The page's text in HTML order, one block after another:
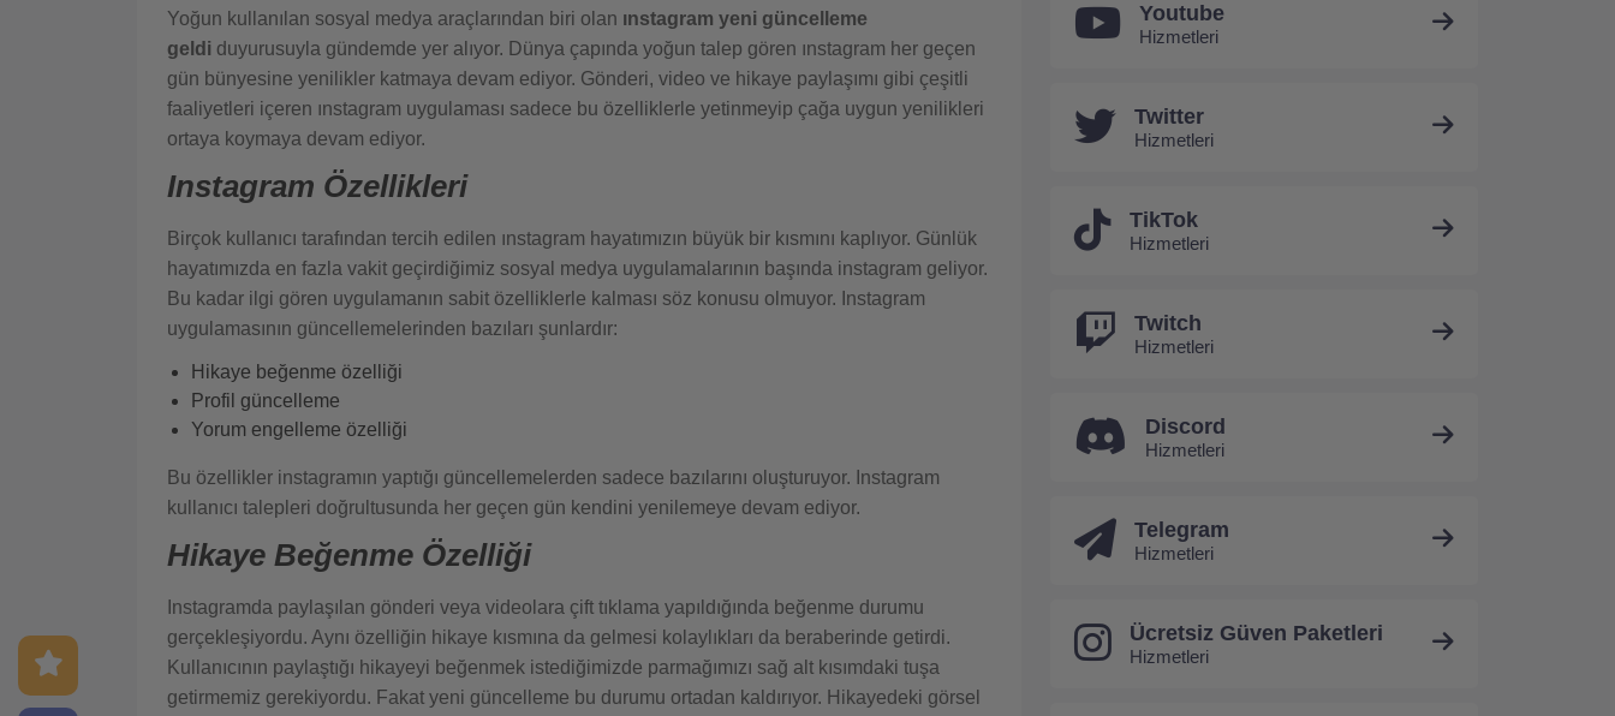
Yoğun kullanılan sosyal medya araçlarından biri olan ınstagram yeni güncelleme
geldi duyurusuyla gündemde yer alıyor. Dünya çapında yoğun talep gören ınstagram her geçen
gün bünyesine yenilikler katmaya devam ediyor. Gönderi, video ve hikaye paylaşımı gibi çeşitli
faaliyetleri içeren ınstagram uygulaması sadece bu özelliklerle yetinmeyip çağa uygun yenilikleri
ortaya koymaya devam ediyor.
Instagram Özellikleri
Birçok kullanıcı tarafından tercih edilen ınstagram hayatımızın büyük bir kısmını kaplıyor. Günlük
hayatımızda en fazla vakit geçirdiğimiz sosyal medya uygulamalarının başında instagram geliyor.
Bu kadar ilgi gören uygulamanın sabit özelliklerle kalması söz konusu olmuyor. Instagram
uygulamasının güncellemelerinden bazıları şunlardır:
Hikaye beğenme özelliği
Profil güncelleme
Yorum engelleme özelliği
Bu özellikler instagramın yaptığı güncellemelerden sadece bazılarını oluşturuyor. Instagram
kullanıcı talepleri doğrultusunda her geçen gün kendini yenilemeye devam ediyor.
Hikaye Beğenme Özelliği
Instagramda paylaşılan gönderi veya videolara çift tıklama yapıldığında beğenme durumu
gerçekleşiyordu. Aynı özelliğin hikaye kısmına da gelmesi kolaylıkları da beraberinde getirdi.
Kullanıcının paylaştığı hikayeyi beğenmek istediğimizde parmağımızı sağ alt kısımdaki tuşa
getirmemiz gerekiyordu. Fakat yeni güncelleme bu durumu ortadan kaldırıyor. Hikayedeki görsel
Youtube
Hizmetleri
Twitter
Hizmetleri
TikTok
Hizmetleri
Twitch
Hizmetleri
Discord
Hizmetleri
Telegram
Hizmetleri
Ücretsiz Güven Paketleri
Hizmetleri